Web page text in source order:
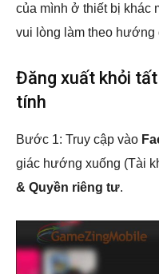
của mình ở thiết bị khác
vui lòng làm theo hướng
Đăng xuất khỏi
tính
Bước 1: Truy cập vào
giác hướng xuống (Tài
& Quyền riêng tư.